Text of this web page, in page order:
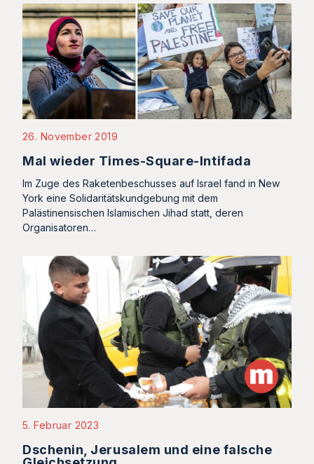
26. November 2019
Mal wieder Times-Square-Intifada
Im Zuge des Raketenbeschusses auf Israel fand in New
York eine Solidaritätskundgebung mit dem
Palästinensischen Islamischen Jihad statt, deren
Organisatoren…
5. Februar 2023
Dschenin, Jerusalem und eine falsche